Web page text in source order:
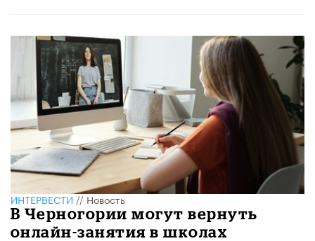
ИНТЕРВЕСТИ//Новость
В Черногории могут вернуть
онлайн-занятия в школах